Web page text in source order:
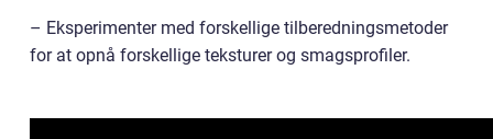
– Eksperimenter med forskellige tilberedningsmetoder
for at opnå forskellige teksturer og smagsprofiler.